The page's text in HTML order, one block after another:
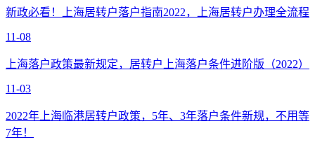
新政必看！上海居转户落户指南2022，上海居转户办理全流程
11-08
上海落户政策最新规定，居转户上海落户条件进阶版（2022）
11-03
2022年上海临港居转户政策，5年、3年落户条件新规，不用等
7年！